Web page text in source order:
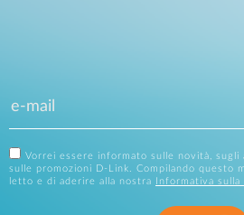
Vorrei essere informato sulle novità, sugli
sulle promozioni D-Link. Compilando questo
letto e di aderire alla nostra
Informativa sulla